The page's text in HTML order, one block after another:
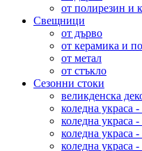
от полирезин и
Свещници
от дърво
от керамика и
от метал
от стъкло
Сезонни стоки
великденска
коледна украса -
коледна украса -
коледна украса
коледна украса